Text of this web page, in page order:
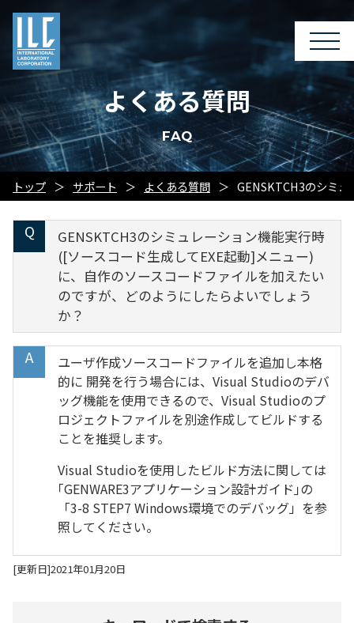
よくある質問
FAQ
トップ サポート よくある質問 GENSKTCH3のシミ
GENSKTCH3のシミュレーション機能実行時
([ソースコード生成してEXE起動]メニュー)
に、自作のソースコードファイルを加えたい
のですが、どのようにしたらよいでしょう
か？
ユーザ作成ソースコードファイルを追加し本格
的に 開発を行う場合には、Visual Studioのデバ
ッグ機能を使用できるので、Visual Studioのプ
ロジェクトファイルを別途作成してビルドする
ことを推奨します。
Visual Studioを使用したビルド方法に関しては
｢GENWARE3アプリケーション設計ガイド｣の
「3-8 STEP7 Windows環境でのデバッグ」を参
照してください。
[更新日]2021年01月20日